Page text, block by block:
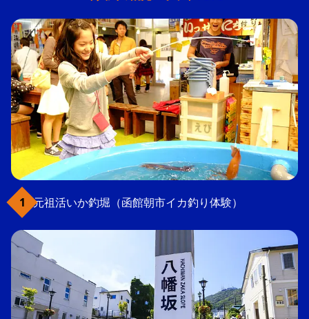
元祖活いか釣堀（函館朝市イカ釣り体験）